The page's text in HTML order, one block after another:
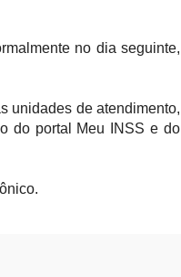
no dia seguinte,
unidades de atendimento,
do portal Meu INSS e do